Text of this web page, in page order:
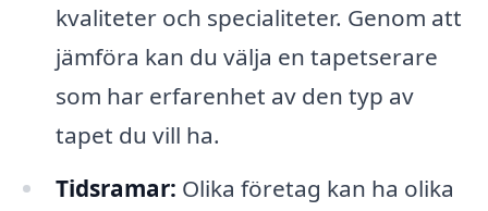
kvaliteter och specialiteter. Genom att
jämföra kan du välja en tapetserare
som har erfarenhet av den typ av
tapet du vill ha.
Tidsramar: Olika företag kan ha olika